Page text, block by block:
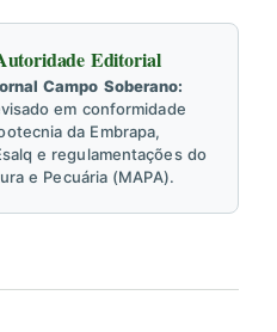
Editorial
Campo Soberano:
em conformidade
da Embrapa,
e regulamentações do
e Pecuária (MAPA).